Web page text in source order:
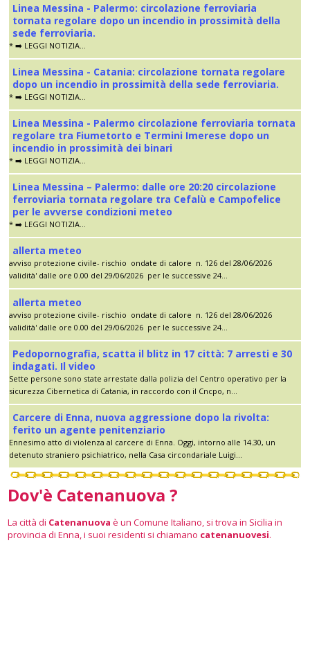
Linea Messina - Palermo: circolazione ferroviaria
tornata regolare dopo un incendio in prossimità della
sede ferroviaria.
* ➡️ LEGGI NOTIZIA...
Linea Messina - Catania: circolazione tornata regolare
dopo un incendio in prossimità della sede ferroviaria.
* ➡️ LEGGI NOTIZIA...
Linea Messina - Palermo circolazione ferroviaria tornata
regolare tra Fiumetorto e Termini Imerese dopo un
incendio in prossimità dei binari
* ➡️ LEGGI NOTIZIA...
Linea Messina – Palermo: dalle ore 20:20 circolazione
ferroviaria tornata regolare tra Cefalù e Campofelice
per le avverse condizioni meteo
* ➡️ LEGGI NOTIZIA...
allerta meteo
avviso protezione civile- rischio ondate di calore n. 126 del 28/06/2026
validità' dalle ore 0.00 del 29/06/2026 per le successive 24...
allerta meteo
avviso protezione civile- rischio ondate di calore n. 126 del 28/06/2026
validità' dalle ore 0.00 del 29/06/2026 per le successive 24...
Pedopornografia, scatta il blitz in 17 città: 7 arresti e 30
indagati. Il video
Sette persone sono state arrestate dalla polizia del Centro operativo per la
sicurezza Cibernetica di Catania, in raccordo con il Cncpo, n...
Carcere di Enna, nuova aggressione dopo la rivolta:
ferito un agente penitenziario
Ennesimo atto di violenza al carcere di Enna. Oggi, intorno alle 14.30, un
detenuto straniero psichiatrico, nella Casa circondariale Luigi...
Dov'è Catenanuova ?
La città di Catenanuova è un Comune Italiano, si trova in Sicilia in
provincia di Enna, i suoi residenti si chiamano catenanuovesi.